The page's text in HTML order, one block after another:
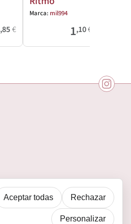
,85€
Marca: mil994
1,10€
Aceptar todas Rechazar
Personalizar